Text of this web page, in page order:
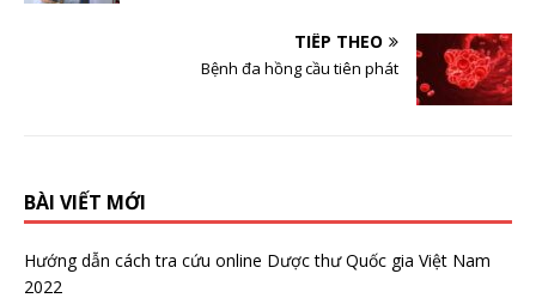
TIẾP THEO
Bệnh đa hồng cầu tiên phát
BÀI VIẾT MỚI
Hướng dẫn cách tra cứu online Dược thư Quốc gia Việt Nam
2022